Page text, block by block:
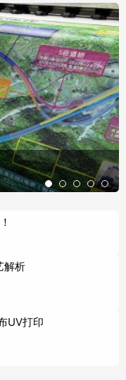
解析
UV打印